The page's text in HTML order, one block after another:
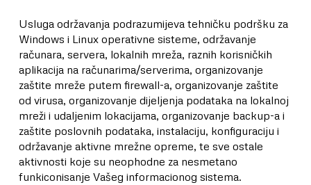
Usluga održavanja podrazumijeva tehničku podršku za
Windows i Linux operativne sisteme, održavanje
računara, servera, lokalnih mreža, raznih korisničkih
aplikacija na računarima/serverima, organizovanje
zaštite mreže putem firewall-a, organizovanje zaštite
od virusa, organizovanje dijeljenja podataka na lokalnoj
mreži i udaljenim lokacijama, organizovanje backup-a i
zaštite poslovnih podataka, instalaciju, konfiguraciju i
održavanje aktivne mrežne opreme, te sve ostale
aktivnosti koje su neophodne za nesmetano
funkiconisanje Vašeg informacionog sistema.